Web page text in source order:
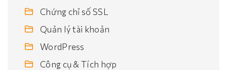
Chứng chỉ số SSL
Quản lý tài khoản
WordPress
Công cụ & Tích hợp